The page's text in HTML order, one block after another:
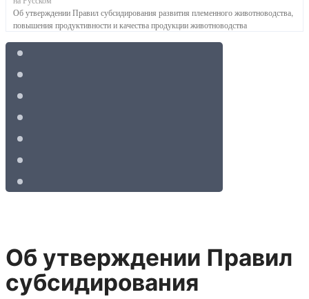
Об утверждении Правил субсидирования развития племенного животноводства,
повышения продуктивности и качества продукции животноводства
Об утверждении Правил
субсидирования